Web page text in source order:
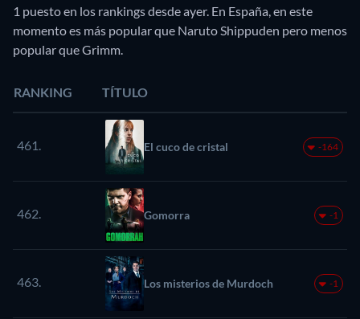
1 puesto en los rankings desde ayer. En España, en este
momento es más popular que Naruto Shippuden pero menos
popular que Grimm.
RANKING TÍTULO
461. El cuco de cristal -164
462. Gomorra -1
463. Los misterios de Murdoch -1